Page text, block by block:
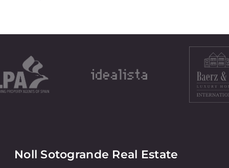
Noll Sotogrande Real Estate